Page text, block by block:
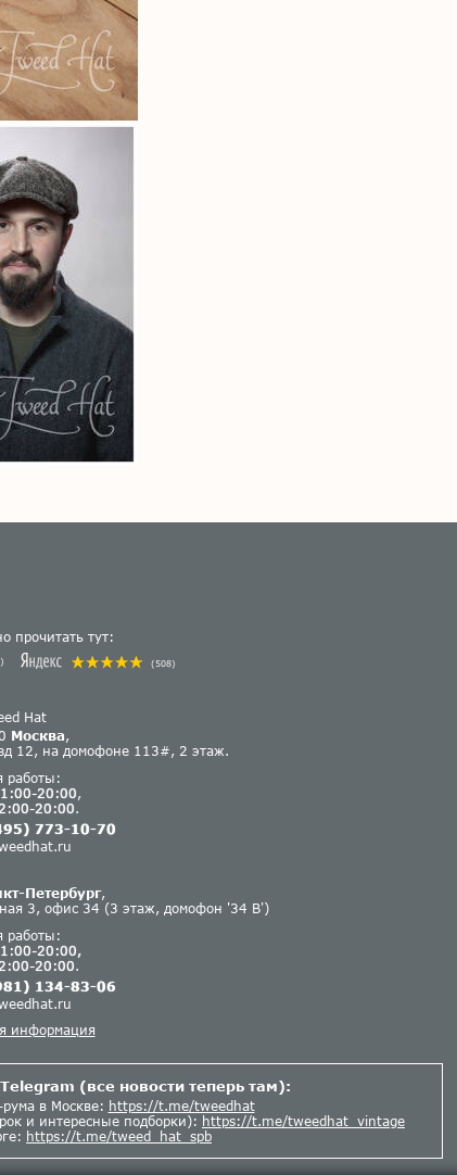
прочитать тут:
(508)
Hat
Москва,
12, на домофоне 113#, 2 этаж.
работы:
20:00,
20:00.
773-10-70
Петербург,
3, офис 34 (3 этаж, домофон '34 В')
работы:
20:00,
20:00.
134-83-06
информация
(все новости теперь там):
в Москве: https://t.me/tweedhat
и интересные подборки): https://t.me/tweedhat_vintage
https://t.me/tweed_hat_spb